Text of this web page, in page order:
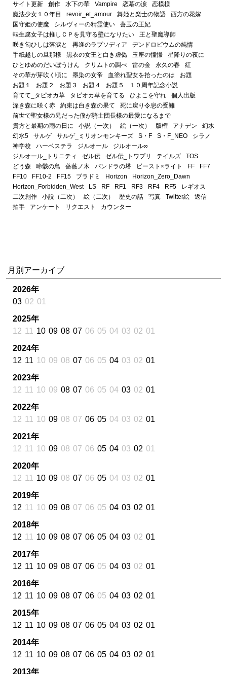
サイト更新 創作 水下の華 Vampire 恋慕の涙
恋模様
魔法少女１０年目
revoir_et_amour 舞姫と楽士の物語
西方の花嫁
国守姫の使魔
シルヴィーの精霊使い
蒼玉の王妃
転生腐女子は推しＣＰを見守る壁になりたい
王と聖魔導師
咲き匂ひしは落涙と
再逢のラプソディア
デンドロビウムの純情
手紙越しの旦那様
黒衣の女王と白き虚偽 玉座の憧憬
星降りの夜に
ひとゆめのだいぼうけん
クリムトの調べ 雷の金 永久の春
紅
その華が芽吹く頃に
墨染の女帝 血塗れ聖女を拾ったのは
お題
お題１
お題２ お題３ お題４ お題５
１０周年記念小説
育てて_タピオカ草
タピオカ草を育てる ひよこを守れ
個人出版
深き森に咲く赤
約束は白き森の果て
死に戻り令息の受難
前世で聖女様の兄だった僕が騎士団長様の最愛になるまで
貴方と最期の雨の日に
小説（一次） 絵（一次） 版権 アナデン
幻水
幻水5
サルゲ サルゲ_ミリオンモンキーズ S・F S・F_NEO
シラノ
神学校
ハーベステラ ジルオール
ジルオール∞
ジルオール_トリニティ
ゼル伝 ゼル伝_トワプリ テイルズ
TOS
どう森
啼骸の鳥 薔薇ノ木 パンドラの塔 ビースト×ライト FF
FF7
FF10
FF10-2 FF15 ブラドミ Horizon
Horizon_Zero_Dawn
Horizon_Forbidden_West
LS RF RF1 RF3 RF4 RF5
レギオス
二次創作
小説（二次） 絵（二次） 歴史の話 写真 Twitter絵
返信
拍手
アンケート リクエスト カウンター
月別アーカイブ
2026年
03 02 01
2025年
12 11 10 09 08 07 06 05 04 03 02 01
2024年
12 11 10 09 08 07 06 05 04 03 02 01
2023年
12 11 10 09 08 07 06 05 04 03 02 01
2022年
12 11 10 09 08 07 06 05 04 03 02 01
2021年
12 11 10 09 08 07 06 05 04 03 02 01
2020年
12 11 10 09 08 07 06 05 04 03 02 01
2019年
12 11 10 09 08 07 06 05 04 03 02 01
2018年
12 11 10 09 08 07 06 05 04 03 02 01
2017年
12 11 10 09 08 07 06 05 04 03 02 01
2016年
12 11 10 09 08 07 06 05 04 03 02 01
2015年
12 11 10 09 08 07 06 05 04 03 02 01
2014年
12 11 10 09 08 07 06 05 04 03 02 01
2013年